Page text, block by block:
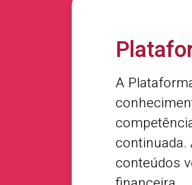
A
conteúdos